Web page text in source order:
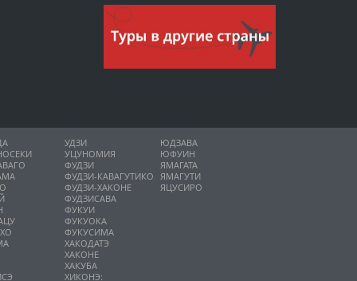
УДЗИ
УЦУНОМИЯ
ФУДЗИ
ФУДЗИ-КАВАГУТИКО
ФУДЗИ-ХАКОНЕ
ФУДЗИСАВА
ФУКУИ
ФУКУОКА
ФУКУСИМА
ХАКОДАТЭ
ХАКОНЕ
ХАКУБА
ХИКОНЭ:
ЮДЗАВА
ЮФУИН
ЯМАГАТА
ЯМАГУТИ
ЯЦУСИРО